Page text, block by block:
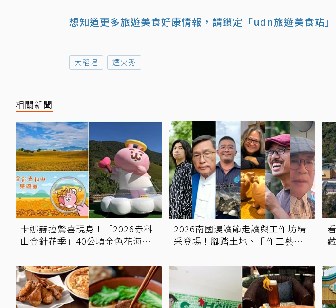
想知道更多旅遊美食好康情報，請鎖定「udn旅遊美食站」
大稻埕 煙火秀
相關新聞
卡娜赫拉驚喜現身！「2026赤科
山金針花季」40公頃金色花海閃
狂500樂遊券」快追
2026南國漫讀節走讀與工作坊精
采登場！腳踏土地、手作工藝的